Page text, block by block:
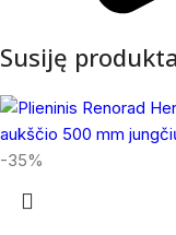
Susiję
-35%